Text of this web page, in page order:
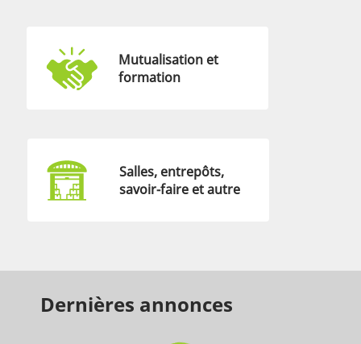
Mutualisation et
formation
Salles, entrepôts,
savoir-faire et autre
Dernières annonces